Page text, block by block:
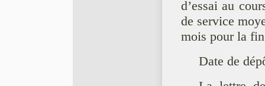
d’essai au
de service
mois pour la
Date de